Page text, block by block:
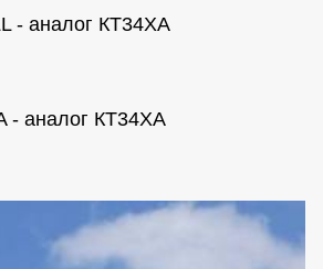
- аналог КТ34ХА
- аналог КТ34ХА